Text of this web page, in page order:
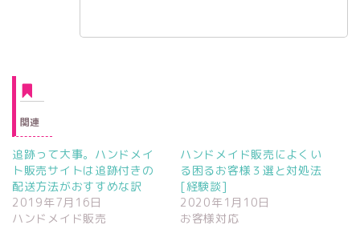
関連
追跡って大事。ハンドメイ
ト販売サイトは追跡付きの
配送方法がおすすめな訳
2019年7月16日
ハンドメイド販売
ハンドメイド販売によくい
る困るお客様３選と対処法
[経験談]
2020年1月10日
お客様対応